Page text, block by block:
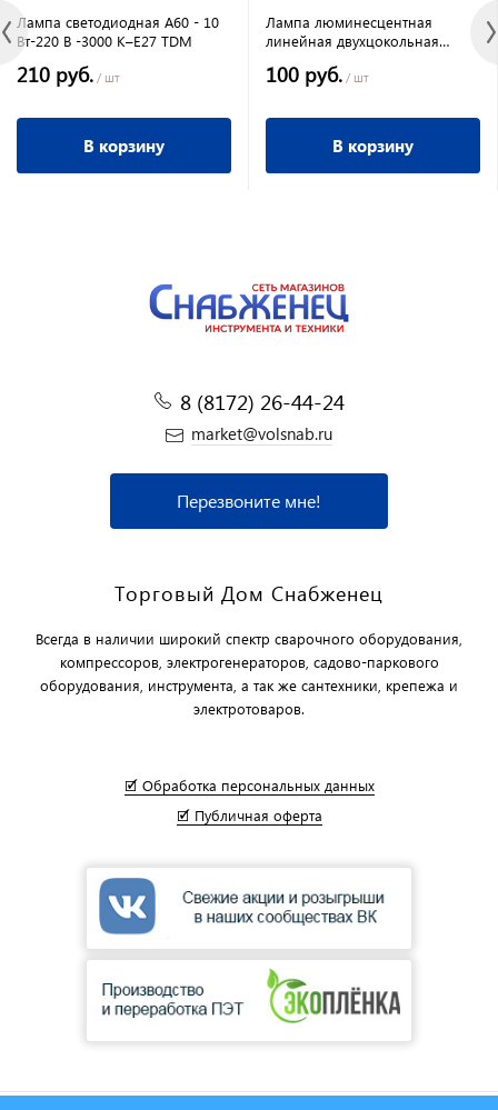
Лампа светодиодная А60 - 10
Вт-220 В -3000 К–E27 TDM
210 руб. / шт
В корзину
Лампа люминесцентная
линейная двухцокольная
длина 468,7мм TDM
100 руб. / шт
В корзину
8 (8172) 26-44-24
market@volsnab.ru
Перезвоните мне!
Торговый Дом Снабженец
Всегда в наличии широкий спектр сварочного оборудования,
компрессоров, электрогенераторов, садово-паркового
оборудования, инструмента, а так же сантехники, крепежа и
электротоваров.
🗹 Обработка персональных данных
🗹 Публичная оферта